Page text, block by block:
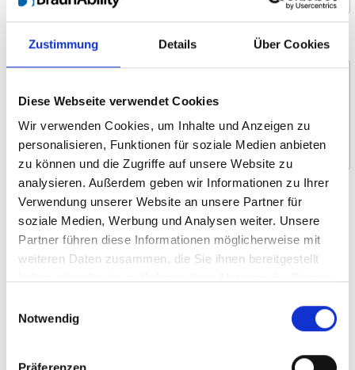
Zustimmung Details Über Cookies
Diese Webseite verwendet Cookies
Wir verwenden Cookies, um Inhalte und Anzeigen zu
personalisieren, Funktionen für soziale Medien anbieten
zu können und die Zugriffe auf unsere Website zu
analysieren. Außerdem geben wir Informationen zu Ihrer
Verwendung unserer Website an unsere Partner für
soziale Medien, Werbung und Analysen weiter. Unsere
Partner führen diese Informationen möglicherweise mit
weiteren Daten zusammen, die Sie ihnen bereitgestellt
Notwendig
Präferenzen
Nachricht *
Wofür interessieren Sie sich?
Um- und Hinsetzen
Heben und Verstauen
Selbstständiges Fahren
Systemboden und Sitze
Rollstuhlrückhalte­- und Sicherheitsgurt